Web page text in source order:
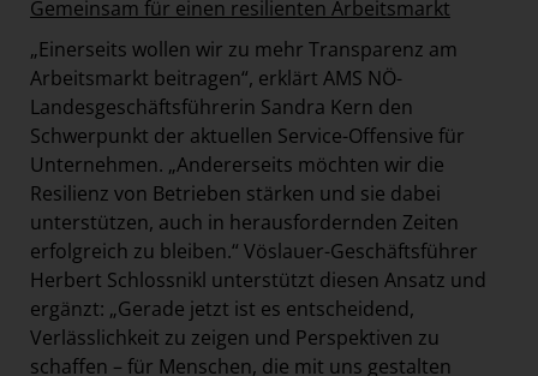
Gemeinsam für einen resilienten Arbeitsmarkt
„Einerseits wollen wir zu mehr Transparenz am
Arbeitsmarkt beitragen“, erklärt AMS NÖ-
Landesgeschäftsführerin Sandra Kern den
Schwerpunkt der aktuellen Service-Offensive für
Unternehmen. „Andererseits möchten wir die
Resilienz von Betrieben stärken und sie dabei
unterstützen, auch in herausfordernden Zeiten
erfolgreich zu bleiben.“ Vöslauer-Geschäftsführer
Herbert Schlossnikl unterstützt diesen Ansatz und
ergänzt: „Gerade jetzt ist es entscheidend,
Verlässlichkeit zu zeigen und Perspektiven zu
schaffen – für Menschen, die mit uns gestalten